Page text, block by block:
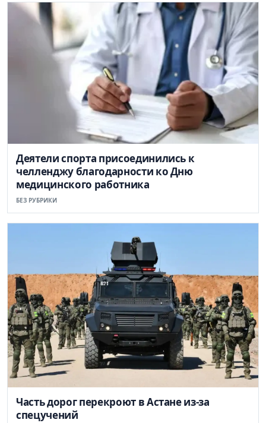
Деятели спорта присоединились к
челленджу благодарности ко Дню
медицинского работника
БЕЗ РУБРИКИ
Часть дорог перекроют в Астане из-за
спецучений